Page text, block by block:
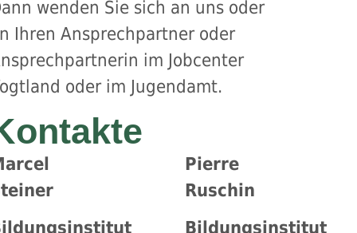
wenden Sie sich an uns oder
Ihren Ansprechpartner oder
im Jobcenter
oder im Jugendamt.
Pierre
Ruschin
Bildungsinstitut